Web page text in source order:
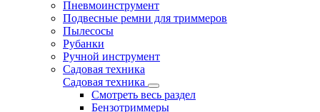
Пневмоинструмент
Подвесные ремни для триммеров
Пылесосы
Рубанки
Ручной инструмент
Садовая техника
Садовая техника
Смотреть весь раздел
Бензотриммеры